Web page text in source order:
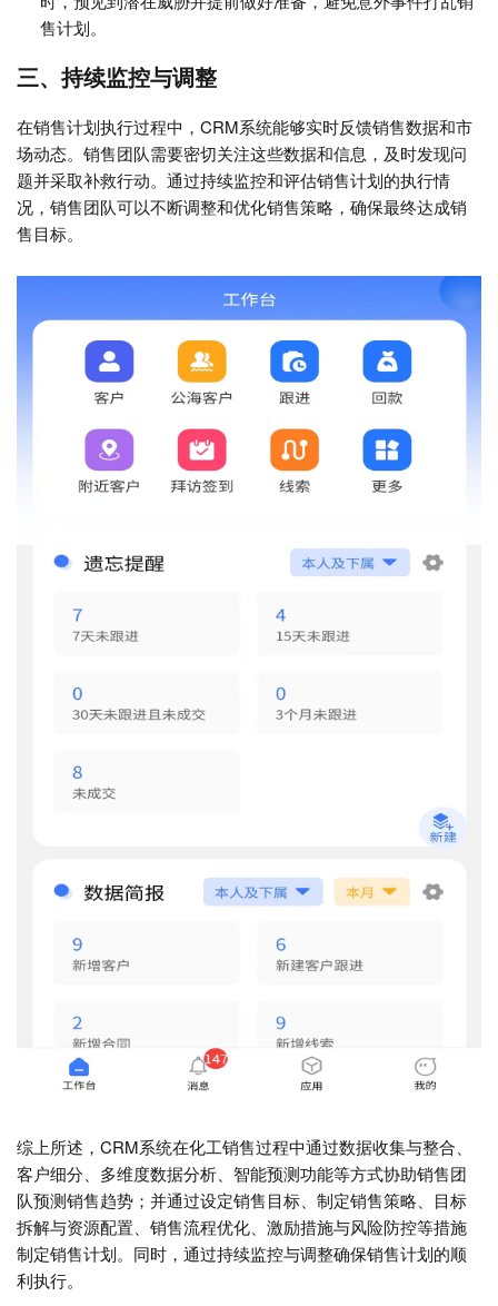
售计划。
三、持续监控与调整
在销售计划执行过程中，CRM系统能够实时反馈销售数据和市
场动态。销售团队需要密切关注这些数据和信息，及时发现问
题并采取补救行动。通过持续监控和评估销售计划的执行情
况，销售团队可以不断调整和优化销售策略，确保最终达成销
售目标。
综上所述，CRM系统在化工销售过程中通过数据收集与整合、
客户细分、多维度数据分析、智能预测功能等方式协助销售团
队预测销售趋势；并通过设定销售目标、制定销售策略、目标
拆解与资源配置、销售流程优化、激励措施与风险防控等措施
制定销售计划。同时，通过持续监控与调整确保销售计划的顺
利执行。